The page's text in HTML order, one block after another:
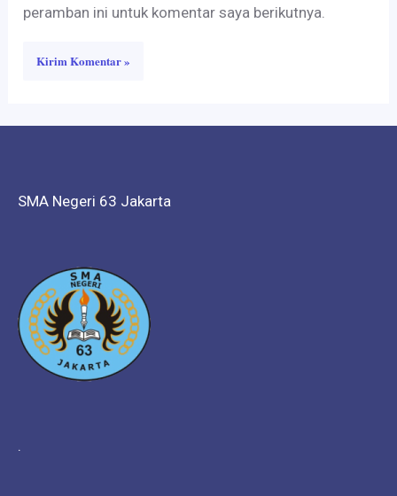
peramban ini untuk komentar saya berikutnya.
SMA Negeri 63 Jakarta
.